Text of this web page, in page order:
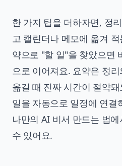
한 가지 팁을 더하자면, 정
고 캘린더나 메모에 옮겨
약으로 "할 일"을 찾았으면
으로 이어져요. 요약은 정
옮길 때 진짜 시간이 절약
일을 자동으로 일정에 연결
나만의 AI 비서 만드는 법에
수 있어요.